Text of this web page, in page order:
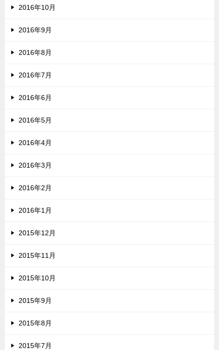
2016年10月
2016年9月
2016年8月
2016年7月
2016年6月
2016年5月
2016年4月
2016年3月
2016年2月
2016年1月
2015年12月
2015年11月
2015年10月
2015年9月
2015年8月
2015年7月